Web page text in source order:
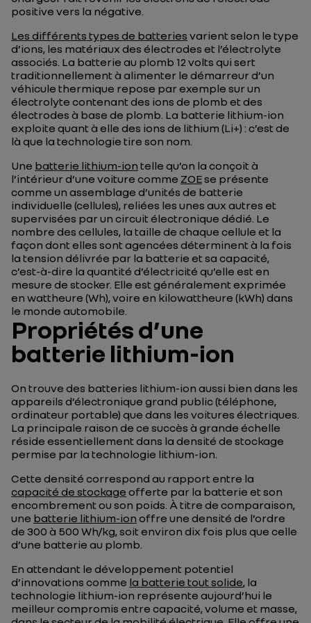
positive vers la négative.
Les différents types de batteries varient selon le type
d’ions, les matériaux des électrodes et l’électrolyte
associés. La batterie au plomb 12 volts qui sert
traditionnellement à alimenter le démarreur d’un
véhicule thermique repose par exemple sur un
électrolyte contenant des ions de plomb et des
électrodes à base de plomb. La batterie lithium-ion
exploite quant à elle des ions de lithium (Li+) : c’est de
là que la technologie tire son nom.
Une batterie lithium-ion telle qu’on la conçoit à
l’intérieur d’une voiture comme ZOEse présente
comme un assemblage d’unités de batterie
individuelle (cellules), reliées les unes aux autres et
supervisées par un circuit électronique dédié. Le
nombre des cellules, la taille de chaque cellule et la
façon dont elles sont agencées déterminent à la fois
la tension délivrée par la batterie et sa capacité,
c’est-à-dire la quantité d’électricité qu’elle est en
mesure de stocker. Elle est généralement exprimée
en wattheure (Wh), voire en kilowattheure (kWh) dans
le monde automobile.
Propriétés d’une
batterie lithium-ion
On trouve des batteries lithium-ion aussi bien dans les
appareils d’électronique grand public (téléphone,
ordinateur portable) que dans les voitures électriques.
La principale raison de ce succès à grande échelle
réside essentiellement dans la densité de stockage
permise par la technologie lithium-ion.
Cette densité correspond au rapport entre la
capacité de stockage offerte par la batterie et son
encombrement ou son poids. À titre de comparaison,
une batterie lithium-ion offre une densité de l’ordre
de 300 à 500 Wh/kg, soit environ dix fois plus que celle
d’une batterie au plomb.
En attendant le développement potentiel
d’innovations comme la batterie tout solide, la
technologie lithium-ion représente aujourd’hui le
meilleur compromis entre capacité, volume et masse,